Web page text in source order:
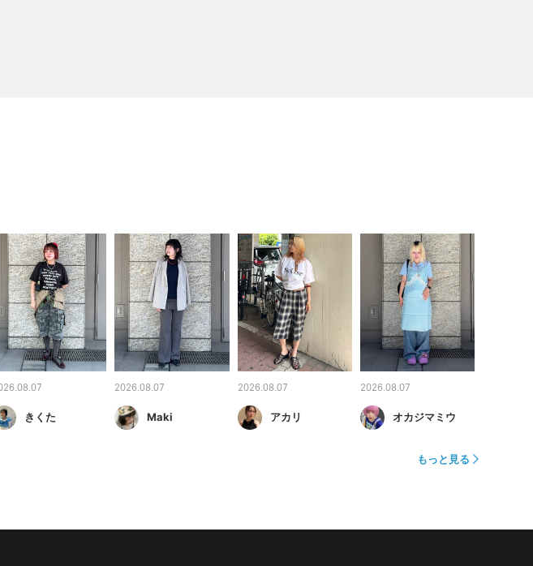
きくた
2026.08.07
Maki
2026.08.07
アカリ
2026.08.07
オカジマミウ
もっと見る